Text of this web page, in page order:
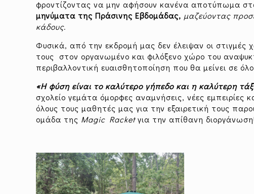
φροντίζοντας να μην αφήσουν κανένα αποτύπωμα
μηνύματα της Πράσινης Εβδομάδας, μαζεύοντας
κάδους.
Φυσικά, από την εκδρομή μας δεν έλειψαν οι
τους στον οργανωμένο και φιλόξενο χώρο του
περιβαλλοντική ευαισθητοποίηση που θα μείνει σε
«Η φύση είναι το καλύτερο γήπεδο και η καλύτερη
σχολείο γεμάτα όμορφες αναμνήσεις, νέες εμπειρίες
όλους τους μαθητές μας για την εξαιρετική τους
ομάδα της Magic Racketγια την απίθανη